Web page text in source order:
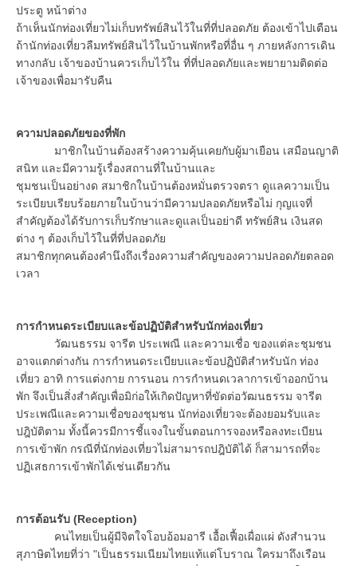
ประตู หน้าต่าง
ถ้าเห็นนักท่องเที่ยวไม่เก็บทรัพย์สินไว้ในที่ที่ปลอดภัย ต้องเข้าไปเตือน
ถ้านักท่องเที่ยวลืมทรัพย์สินไว้ในบ้านพักหรือที่อื่น ๆ ภายหลังการเดิน
ทางกลับ เจ้าของบ้านควรเก็บไว้ใน ที่ที่ปลอดภัยและพยายามติดต่อ
เจ้าของเพื่อมารับคืน
ความปลอดภัยของที่พัก
มาชิกในบ้านต้องสร้างความคุ้นเคยกับผู้มาเยือน เสมือนญาติ
สนิท และมีความรู้เรื่องสถานที่ในบ้านและ
ชุมชนเป็นอย่างด สมาชิกในบ้านต้องหมั่นตรวจตรา ดูแลความเป็น
ระเบียบเรียบร้อยภายในบ้านว่ามีความปลอดภัยหรือไม่ กุญแจที่
สำคัญต้องได้รับการเก็บรักษาและดูแลเป็นอย่าดี ทรัพย์สิน เงินสด
ต่าง ๆ ต้องเก็บไว้ในที่ที่ปลอดภัย
สมาชิกทุกคนต้องคำนึงถึงเรื่องความสำคัญของความปลอดภัยตลอด
เวลา
การกำหนดระเบียบและข้อปฏิบัติสำหรับนักท่องเที่ยว
วัฒนธรรม จารีต ประเพณี และความเชื่อ ของแต่ละชุมชน
อาจแตกต่างกัน การกำหนดระเบียบและข้อปฏิบัติสำหรับนัก ท่อง
เที่ยว อาทิ การแต่งกาย การนอน การกำหนดเวลาการเข้าออกบ้าน
พัก จึงเป็นสิ่งสำคัญเพื่อมิก่อให้เกิดปัญหาที่ขัดต่อวัฒนธรรม จารีต
ประเพณีและความเชื่อของชุมชน นักท่องเที่ยวจะต้องยอมรับและ
ปฎิบัติตาม ทั้งนี้ควรมีการชี้แจงในขั้นตอนการจองหรือลงทะเบียน
การเข้าพัก กรณีที่นักท่องเที่ยวไม่สามารถปฎิบัติได้ ก็สามารถที่จะ
ปฏิเสธการเข้าพักได้เช่นเดียวกัน
การต้อนรับ (Reception)
คนไทยเป็นผู้มีจิตใจโอบอ้อมอารี เอื้อเฟื้อเผื่อแผ่ ดังสำนวน
สุภาษิตไทยที่ว่า "เป็นธรรมเนียมไทยแท้แต่โบราณ ใครมาถึงเรือน